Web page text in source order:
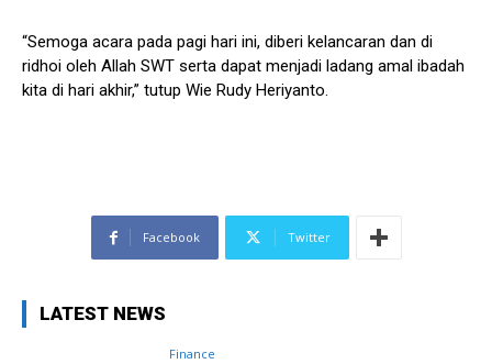
“Semoga acara pada pagi hari ini, diberi kelancaran dan di
ridhoi oleh Allah SWT serta dapat menjadi ladang amal ibadah
kita di hari akhir,” tutup Wie Rudy Heriyanto.
Facebook Twitter
LATEST NEWS
Finance